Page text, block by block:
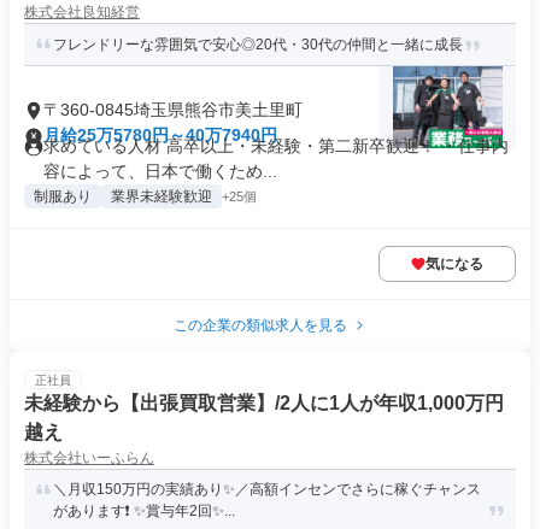
株式会社良知経営
フレンドリーな雰囲気で安心◎20代・30代の仲間と一緒に成長
〒360-0845埼玉県熊谷市美土里町
月給25万5780円～40万7940円
求めている人材 高卒以上・未経験・第二新卒歓迎！ ・仕事内
容によって、日本で働くため...
制服あり 業界未経験歓迎 +25個
気になる
この企業の類似求人を見る
正社員
未経験から【出張買取営業】/2人に1人が年収1,000万円
越え
株式会社いーふらん
＼月収150万円の実績あり✨／高額インセンでさらに稼ぐチャンス
があります❗ ✨賞与年2回✨...